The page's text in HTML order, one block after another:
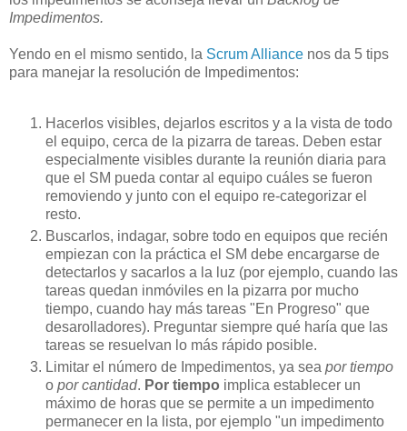
Impedimentos.
Yendo en el mismo sentido, la Scrum Alliance nos da 5 tips
para manejar la resolución de Impedimentos:
Hacerlos visibles, dejarlos escritos y a la vista de todo
el equipo, cerca de la pizarra de tareas. Deben estar
especialmente visibles durante la reunión diaria para
que el SM pueda contar al equipo cuáles se fueron
removiendo y junto con el equipo re-categorizar el
resto.
Buscarlos, indagar, sobre todo en equipos que recién
empiezan con la práctica el SM debe encargarse de
detectarlos y sacarlos a la luz (por ejemplo, cuando las
tareas quedan inmóviles en la pizarra por mucho
tiempo, cuando hay más tareas "En Progreso" que
desarolladores). Preguntar siempre qué haría que las
tareas se resuelvan lo más rápido posible.
Limitar el número de Impedimentos, ya sea por tiempo
o por cantidad. Por tiempo implica establecer un
máximo de horas que se permite a un impedimento
permanecer en la lista, por ejemplo "un impedimento